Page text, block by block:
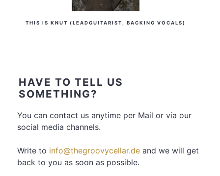
THIS IS KNUT (LEADGUITARIST, BACKING VOCALS)
HAVE TO TELL US
SOMETHING?
You can contact us anytime per Mail or via our
social media channels.
Write to info@thegroovycellar.de and we will get
back to you as soon as possible.